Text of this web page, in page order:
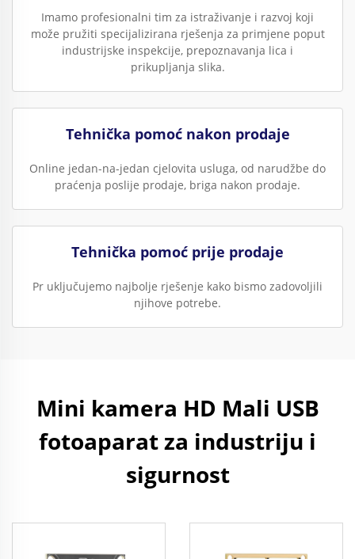
Imamo profesionalni tim za istraživanje i razvoj koji
može pružiti specijalizirana rješenja za primjene poput
industrijske inspekcije, prepoznavanja lica i
prikupljanja slika.
Tehnička pomoć nakon prodaje
Online jedan-na-jedan cjelovita usluga, od narudžbe do
praćenja poslije prodaje, briga nakon prodaje.
Tehnička pomoć prije prodaje
Pr uključujemo najbolje rješenje kako bismo zadovoljili
njihove potrebe.
Mini kamera HD Mali USB
fotoaparat za industriju i
sigurnost